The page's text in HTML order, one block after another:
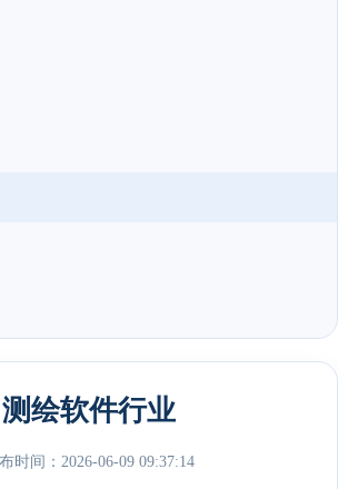
测绘软件行业
时间：2026-06-09 09:37:14